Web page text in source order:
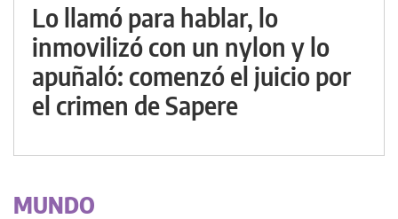
Lo llamó para hablar, lo
inmovilizó con un nylon y lo
apuñaló: comenzó el juicio por
el crimen de Sapere
MUNDO